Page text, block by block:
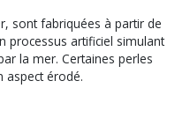
sont fabriquées à partir de
processus artificiel simulant
la mer. Certaines perles
aspect érodé.